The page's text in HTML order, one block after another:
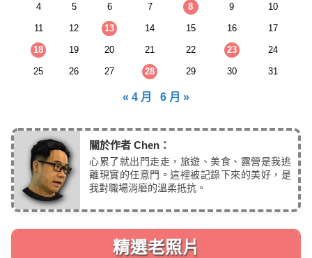
4 5 6 7 8 9 10
11 12 13 14 15 16 17
18 19 20 21 22 23 24
25 26 27 28 29 30 31
« 4 月 6 月 »
關於作者 Chen：
心累了就出門走走，旅遊、美食、露營是我逃
離現實的任意門。這裡被記錄下來的美好，是
我對職場消磨的溫柔抵抗。
精選老照片